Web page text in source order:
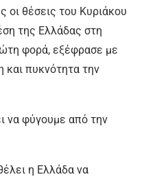
οι θέσεις του Κυριάκου
της Ελλάδας στη
φορά, εξέφρασε με
και πυκνότητα την
να φύγουμε από την
η Ελλάδα να